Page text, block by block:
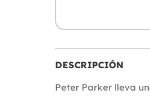
DESCRIPCIÓN
Peter Parker lleva